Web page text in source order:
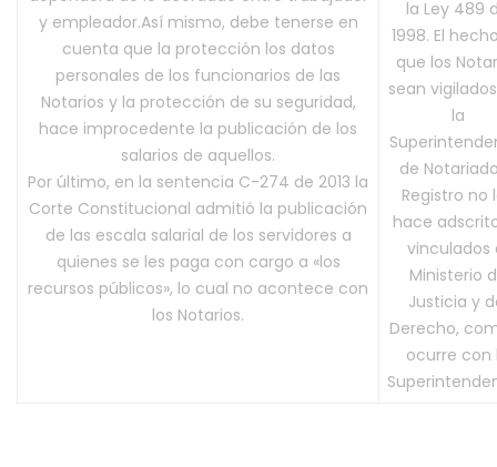
y empleador.Así mismo, debe tenerse en
cuenta que la protección los datos
personales de los funcionarios de las
Notarios y la protección de su seguridad,
hace improcedente la publicación de los
salarios de aquellos.
Por último, en la sentencia C-274 de 2013 la
Corte Constitucional admitió la publicación
de las escala salarial de los servidores a
quienes se les paga con cargo a «los
recursos públicos», lo cual no acontece con
los Notarios.
la Ley 489
1998. El
que los
sean
la
de
Registro no
hace
vinculados
Ministerio
Justicia y
Derecho,
ocurre con